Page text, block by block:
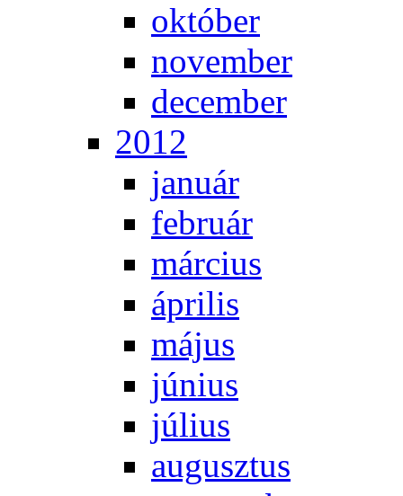
ok­tó­ber
no­vem­ber
de­cem­ber
2012
ja­nu­ár
feb­ru­ár
már­ci­us
áp­ri­lis
má­jus
jú­ni­us
jú­li­us
au­gusz­tus